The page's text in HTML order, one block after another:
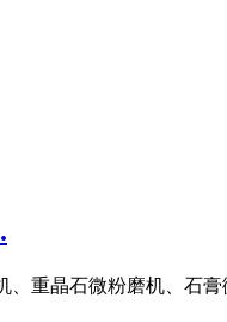
重晶石微粉磨机、石